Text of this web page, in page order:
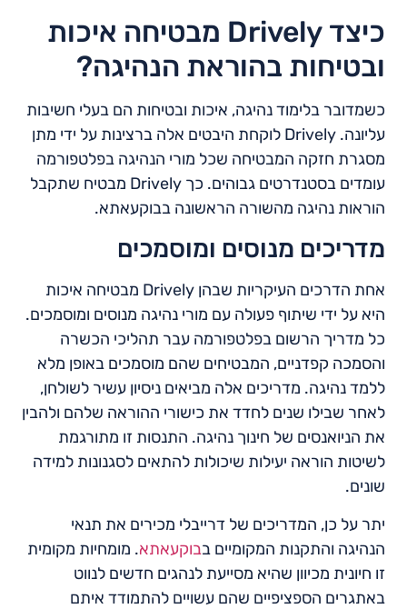
כיצד Drively מבטיחה איכות
ובטיחות בהוראת הנהיגה?
כשמדובר בלימוד נהיגה, איכות ובטיחות הם בעלי חשיבות
עליונה. Drively לוקחת היבטים אלה ברצינות על ידי מתן
מסגרת חזקה המבטיחה שכל מורי הנהיגה בפלטפורמה
עומדים בסטנדרטים גבוהים. כך Drively מבטיח שתקבל
הוראות נהיגה מהשורה הראשונה בבוקעאתא.
מדריכים מנוסים ומוסמכים
אחת הדרכים העיקריות שבהן Drively מבטיחה איכות
היא על ידי שיתוף פעולה עם מורי נהיגה מנוסים ומוסמכים.
כל מדריך הרשום בפלטפורמה עבר תהליכי הכשרה
והסמכה קפדניים, המבטיחים שהם מוסמכים באופן מלא
ללמד נהיגה. מדריכים אלה מביאים ניסיון עשיר לשולחן,
לאחר שבילו שנים לחדד את כישורי ההוראה שלהם ולהבין
את הניואנסים של חינוך נהיגה. התנסות זו מתורגמת
לשיטות הוראה יעילות שיכולות להתאים לסגנונות למידה
שונים.
יתר על כן, המדריכים של דרייבלי מכירים את תנאי
הנהיגה והתקנות המקומיים בבוקעאתא. מומחיות מקומית
זו חיונית מכיוון שהיא מסייעת לנהגים חדשים לנווט
באתגרים הספציפיים שהם עשויים להתמודד איתם